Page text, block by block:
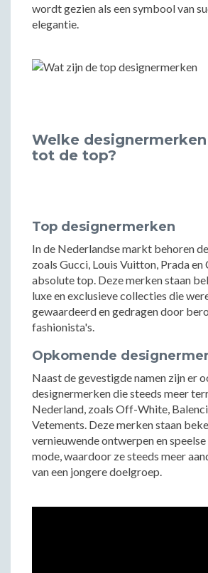
wordt gezien als een symbool van
elegantie.
Welke
tot de top?
Top designermerken
In de Nederlandse markt behoren
zoals Gucci, Louis Vuitton, Prada en
absolute top. Deze merken staan
luxe en exclusieve collecties die
gewaardeerd en gedragen door
fashionista's.
Opkomende
Naast de gevestigde namen zijn er
designermerken die steeds meer
Nederland, zoals Off-White,
Vetements. Deze merken staan
vernieuwende ontwerpen en
mode, waardoor ze steeds meer
van een jongere doelgroep.